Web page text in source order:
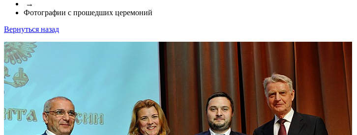
→
Фотографии с прошедших церемоний
Вернуться назад